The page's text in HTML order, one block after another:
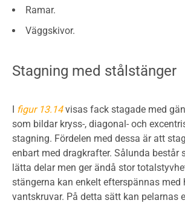
Ramar.
Väggskivor.
Stagning med stålstänger
I figur 13.14visas fack stagade med
som bildar kryss-, diagonal- och
stagning. Fördelen med dessa är att
enbart med dragkrafter. Sålunda består
lätta delar men ger ändå stor
stängerna kan enkelt efterspännas med
vantskruvar. På detta sätt kan pelarnas